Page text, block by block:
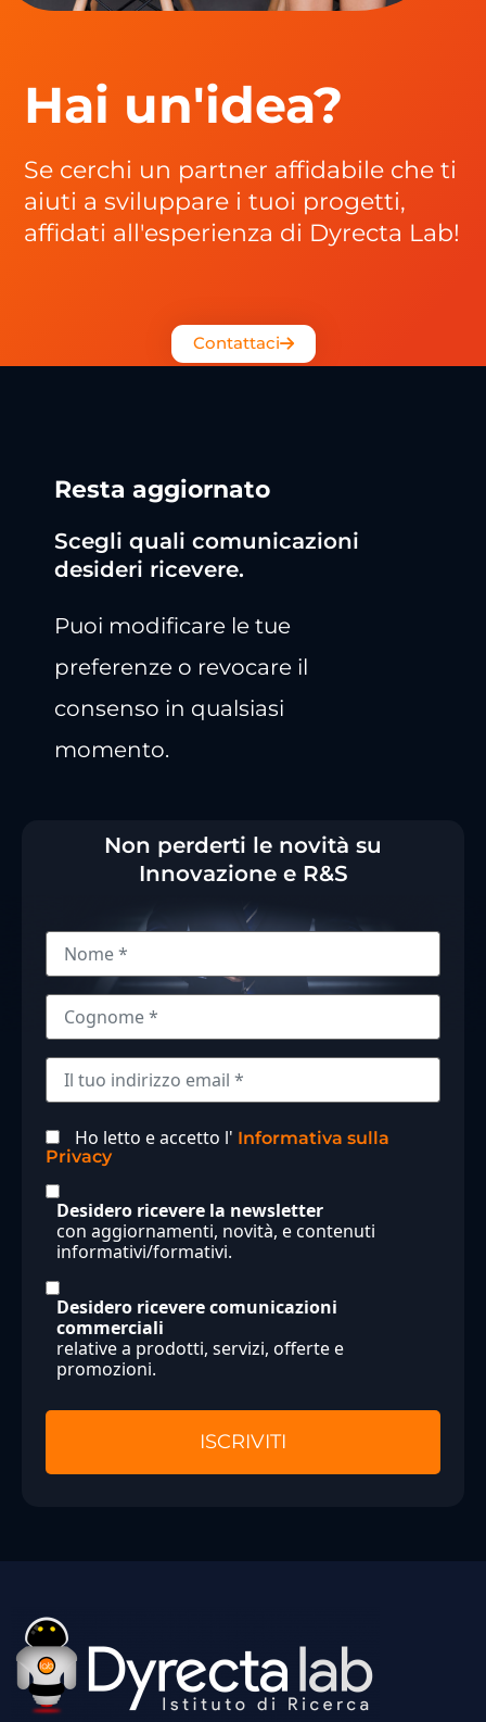
Hai un'idea?
Se cerchi un partner affidabile che ti
aiuti a sviluppare i tuoi progetti,
affidati all'esperienza di Dyrecta Lab!
Contattaci
Resta aggiornato
Scegli quali comunicazioni
desideri ricevere.
Puoi modificare le tue
preferenze o revocare il
consenso in qualsiasi
momento.
Non perderti le novità su
Innovazione e R&S
Ho letto e accetto l' Informativa sulla
Privacy
Desidero ricevere la newsletter
con aggiornamenti, novità, e contenuti
informativi/formativi.
Desidero ricevere comunicazioni
commerciali
relative a prodotti, servizi, offerte e
promozioni.